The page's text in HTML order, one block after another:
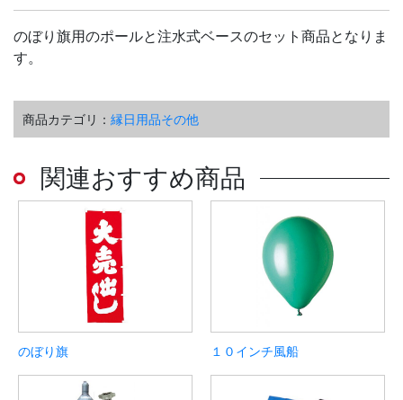
のぼり旗用のポールと注水式ベースのセット商品となりま
す。
商品カテゴリ： 縁日用品その他
関連おすすめ商品
のぼり旗 １０インチ風船